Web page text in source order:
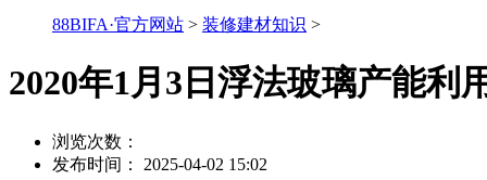
88BIFA·官方网站 > 装修建材知识 >
2020年1月3日浮法玻璃产能利
浏览次数：
发布时间： 2025-04-02 15:02